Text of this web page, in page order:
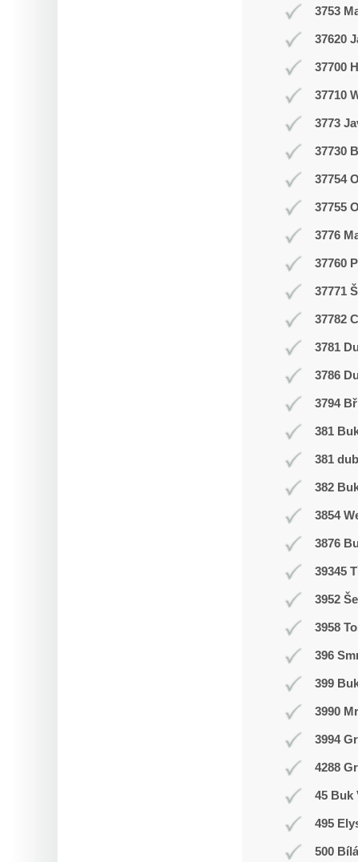
3753
37620
37700
37710
3773
37730
37754
37755
3776
37760
37771
37782
3781
3786
3794
381
381 dub
382
3854
3876
39345
3952
3958
396
399
3990
3994
4288
45 Buk
495
500 Bílá